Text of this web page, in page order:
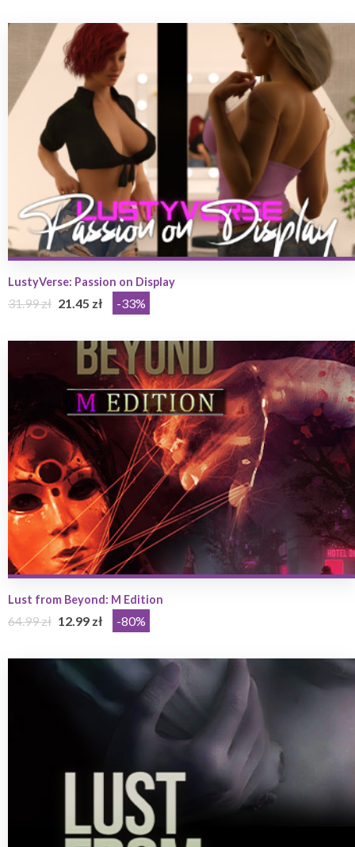
LustyVerse: Passion on Display
31.99 zł 21.45 zł -33%
Lust from Beyond: M Edition
64.99 zł 12.99 zł -80%